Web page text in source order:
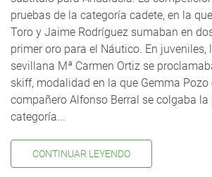
pruebas de la categoría cadete, en la
Toro y Jaime Rodríguez sumaban en
primer oro para el Náutico. En juveniles,
sevillana Mª Carmen Ortiz se
skiff, modalidad en la que Gemma Pozo
compañero Alfonso Berral se colgaba la
categoría...
CONTINUAR LEYENDO